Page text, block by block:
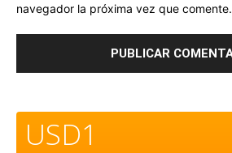
navegador la próxima vez que comente.
USD1